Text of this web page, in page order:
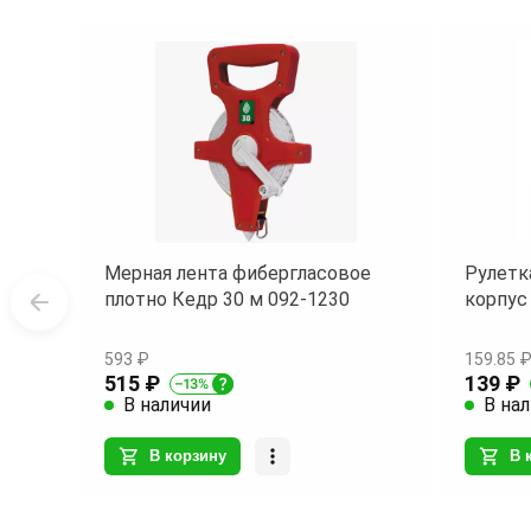
Мерная лента фибергласовое
плотно Кедр 30 м 092-1230
593 ₽
515 ₽
В наличии
В корзину
159.85 ₽
139 ₽
В
В